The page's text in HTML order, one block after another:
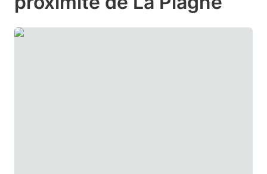
mark
key
mark
key